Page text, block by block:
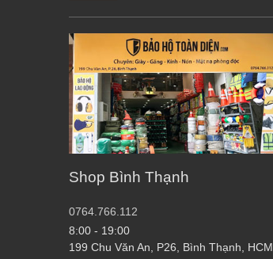
Shop Bình Thạnh
0764.766.112
8:00 - 19:00
199 Chu Văn An, P26, Bình Thạnh, HCM